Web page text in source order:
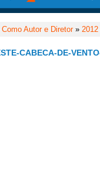
Como Autor e Diretor»
CABECA-DE-